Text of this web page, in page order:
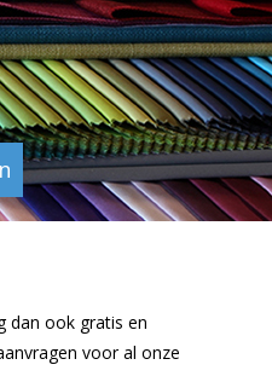
dan ook gratis en
voor al onze